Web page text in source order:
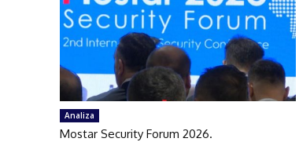
Analiza
Mostar Security Forum 2026.